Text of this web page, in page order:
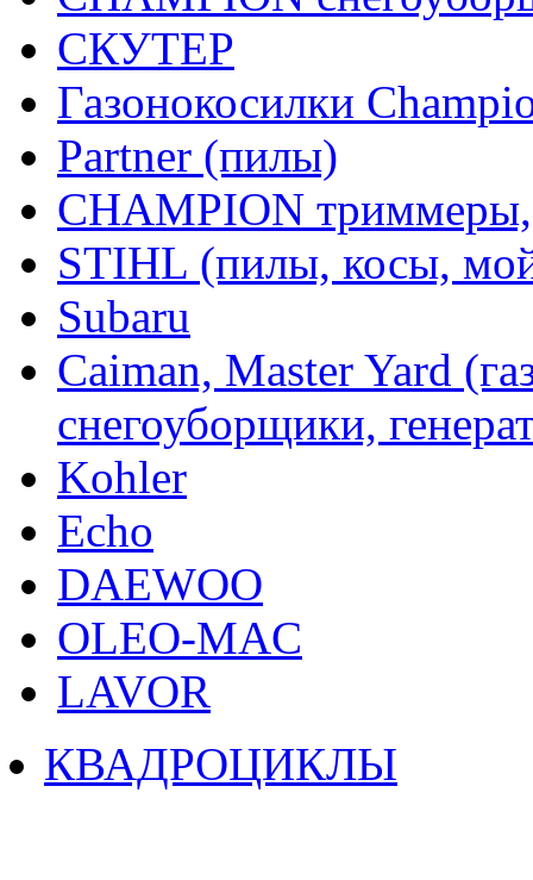
СКУТЕР
Газонокосилки
Partner (пилы)
CHAMPION
STIHL (пилы, косы,
Subaru
Caiman, Master Yard
снегоуборщики,
Kohler
Echo
DAEWOO
OLEO-MAC
LAVOR
КВАДРОЦИКЛЫ